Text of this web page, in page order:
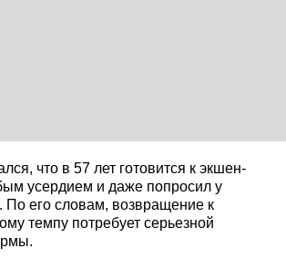
что в 57 лет готовится к экшен-
усердием и даже попросил у
По его словам, возвращение к
темпу потребует серьезной